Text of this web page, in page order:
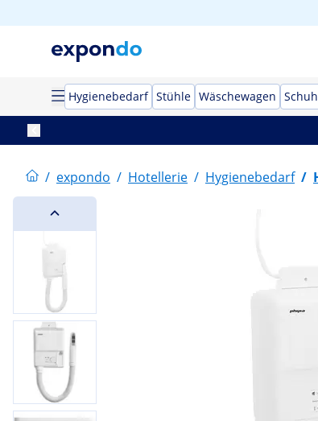
Hygienebedarf Stühle Wäschewagen
/ expondo / Hotellerie / Hygienebedarf /